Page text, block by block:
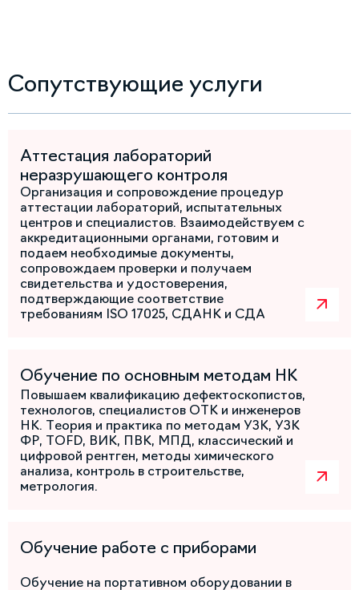
Сопутствующие услуги
Аттестация лабораторий
неразрушающего контроля
Организация и сопровождение процедур
аттестации лабораторий, испытательных
центров и специалистов. Взаимодействуем с
аккредитационными органами, готовим и
подаем необходимые документы,
сопровождаем проверки и получаем
свидетельства и удостоверения,
подтверждающие соответствие
требованиям ISO 17025, СДАНК и СДА
Обучение по основным методам НК
Повышаем квалификацию дефектоскопистов,
технологов, специалистов ОТК и инженеров
НК. Теория и практика по методам УЗК, УЗК
ФР, TOFD, ВИК, ПВК, МПД, классический и
цифровой рентген, методы химического
анализа, контроль в строительстве,
метрология.
Обучение работе с приборами
Обучение на портативном оборудовании в